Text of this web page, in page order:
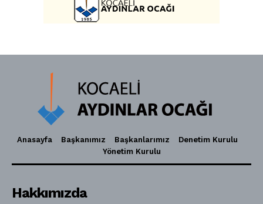
Anasayfa Başkanımız Başkanlarımız
Denetim Kurulu
Yönetim Kurulu
Hakkımızda